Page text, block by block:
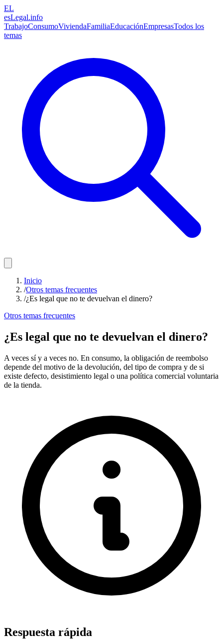
EL
esLegal.info
TrabajoConsumoViviendaFamiliaEducaciónEmpresasTodos los
temas
Inicio
/Otros temas frecuentes
/¿Es legal que no te devuelvan el dinero?
Otros temas frecuentes
¿Es legal que no te devuelvan el dinero?
A veces sí y a veces no. En consumo, la obligación de reembolso
depende del motivo de la devolución, del tipo de compra y de si
existe defecto, desistimiento legal o una política comercial voluntaria
de la tienda.
Respuesta rápida